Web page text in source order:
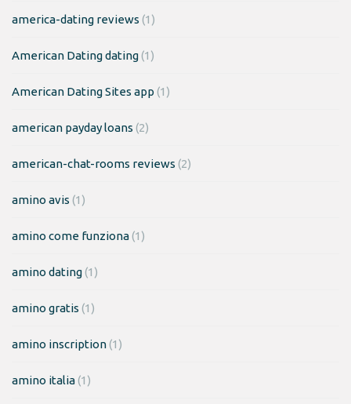
america-dating reviews (1)
American Dating dating(1)
American Dating Sites app (1)
american payday loans (2)
american-chat-rooms reviews (2)
amino avis (1)
amino come funziona(1)
amino dating(1)
amino gratis (1)
amino inscription(1)
amino italia(1)